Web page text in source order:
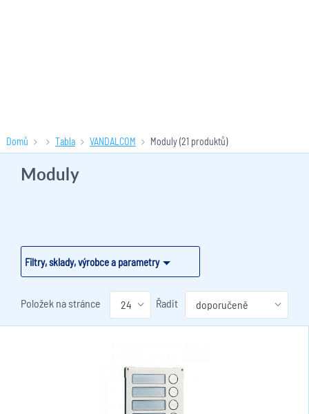
Domů Tabla VANDALCOM Moduly(21 produktů)
Filtry, sklady, výrobce a parametry
Moduly
Položek na stránce Řadit